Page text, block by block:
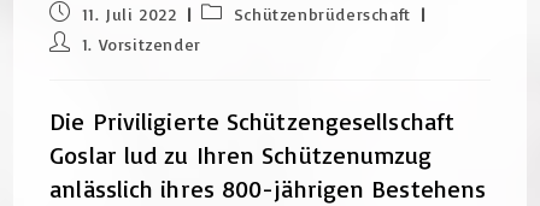
Beitrag
veröffentlicht:
11. Juli 2022
Beitrags-
Schützenbrüderschaft
Beitrags-
1. Vorsitzender
Die Priviligierte Schützengesellschaft
Goslar lud zu Ihren Schützenumzug
anlässlich ihres 800-jährigen Bestehens